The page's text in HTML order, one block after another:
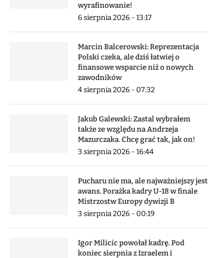
wyrafinowanie!
6 sierpnia 2026 - 13:17
Marcin Balcerowski: Reprezentacja
Polski czeka, ale dziś łatwiej o
finansowe wsparcie niż o nowych
zawodników
4 sierpnia 2026 - 07:32
Jakub Galewski: Zastal wybrałem
także ze względu na Andrzeja
Mazurczaka. Chcę grać tak, jak on!
3 sierpnia 2026 - 16:44
Pucharu nie ma, ale najważniejszy jest
awans. Porażka kadry U-18 w finale
Mistrzostw Europy dywizji B
3 sierpnia 2026 - 00:19
Igor Milicic powołał kadrę. Pod
koniec sierpnia z Izraelem i